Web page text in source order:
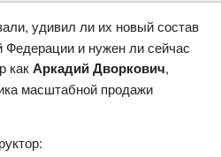
удивил ли их новый состав
Федерации и нужен ли сейчас
какАркадий Дворкович,
масштабной продажи